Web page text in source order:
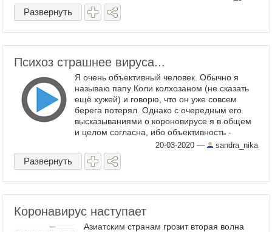
Homeworld пространство было
трехмерным, ...
Развернуть
Психоз страшнее вируса...
Я очень объективный человек. Обычно я
называю папу Коли колхозаном (не сказать
ещё хужей) и говорю, что он уже совсем
берега потерял. Однако с очередным его
высказываниями о короновирусе я в общем
и целом согласна, ибо объективность -
прежде всего. Ну вот посмотрите и
послушайте, и честно ...
20-03-2020 — sandra_nika
Развернуть
Коронавирус наступает
Азиатским странам грозит вторая волна